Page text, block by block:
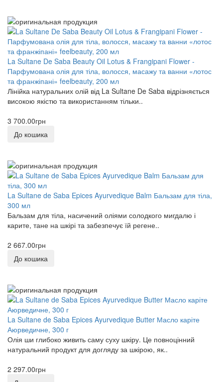
La Sultane De Saba Beauty Oil Lotus & Frangipani Flower -
Парфумована олія для тіла, волосся, масажу та ванни «лотос
та франжіпані» feelbeauty, 200 мл
Лінійка натуральних олій від La Sultane De Saba відрізняється
високою якістю та використанням тільки..
3 700.00грн
До кошика
La Sultane de Saba Epices Ayurvedique Balm Бальзам для тіла,
300 мл
Бальзам для тіла, насичений оліями солодкого мигдалю і
карите, тане на шкірі та забезпечує їй регене..
2 667.00грн
До кошика
La Sultane de Saba Epices Ayurvedique Butter Масло каріте
Аюрведичне, 300 г
Олія ши глибоко живить саму суху шкіру. Це повноцінний
натуральний продукт для догляду за шкірою, як..
2 297.00грн